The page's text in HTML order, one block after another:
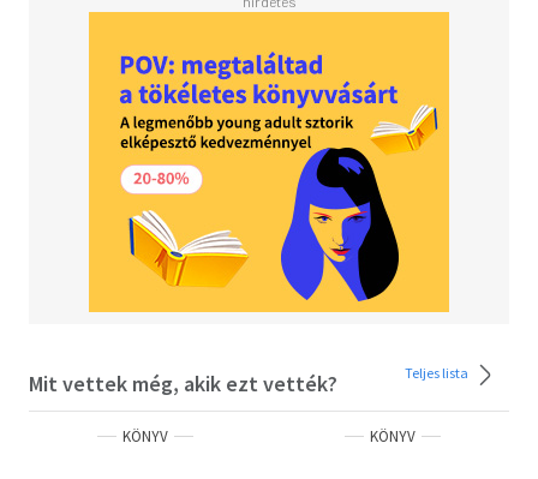
Mit vettek még, akik ezt vették? Teljes lista
KÖNYV KÖNYV